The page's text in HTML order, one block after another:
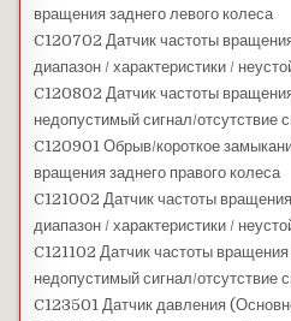
вращения заднего левого колеса
C120702 Датчик частоты
диапазон / характеристики /
C120802 Датчик частоты
недопустимый сигнал/отсутствие
C120901 Обрыв/короткое
вращения заднего правого колеса
C121002 Датчик частоты
диапазон / характеристики /
C121102 Датчик частоты вращения
недопустимый сигнал/отсутствие
C123501 Датчик давления